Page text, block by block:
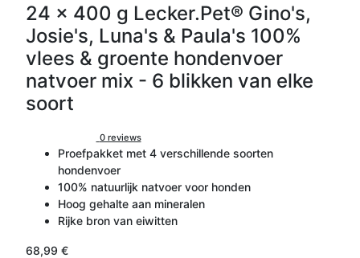
24 x 400 g Lecker.Pet® Gino's,
Josie's, Luna's & Paula's 100%
vlees & groente hondenvoer
natvoer mix - 6 blikken van elke
soort
0 reviews
Proefpakket met 4 verschillende soorten
hondenvoer
100% natuurlijk natvoer voor honden
Hoog gehalte aan mineralen
Rijke bron van eiwitten
68,99 €